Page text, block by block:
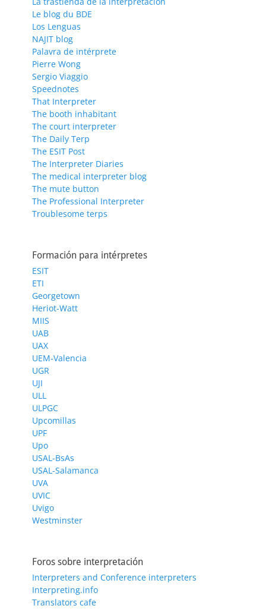
Le blog du BDE
Los Lenguas
NAJIT blog
Palavra de intérprete
Pierre Wong
Sergio Viaggio
Speednotes
That Interpreter
The booth inhabitant
The court interpreter
The Daily Terp
The ESIT Post
The Interpreter Diaries
The medical interpreter blog
The mute button
The Professional Interpreter
Troublesome terps
Formación para intérpretes
ESIT
ETI
Georgetown
Heriot-Watt
MIIS
UAB
UAX
UEM-Valencia
UGR
UJI
ULL
ULPGC
Upcomillas
UPF
Upo
USAL-BsAs
USAL-Salamanca
UVA
UVIC
Uvigo
Westminster
Foros sobre interpretación
Interpreters and Conference interpreters
Interpreting.info
Translators cafe